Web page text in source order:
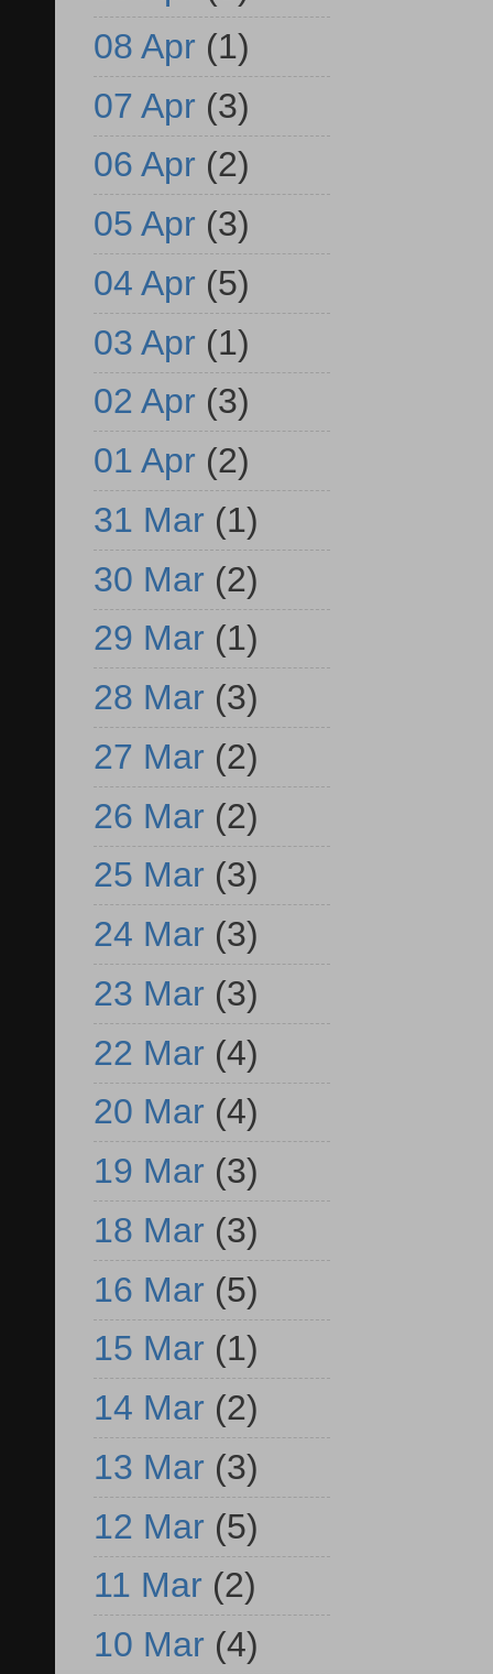
08 Apr (1)
07 Apr (3)
06 Apr (2)
05 Apr (3)
04 Apr (5)
03 Apr (1)
02 Apr (3)
01 Apr (2)
31 Mar (1)
30 Mar (2)
29 Mar (1)
28 Mar (3)
27 Mar (2)
26 Mar (2)
25 Mar (3)
24 Mar (3)
23 Mar (3)
22 Mar (4)
20 Mar (4)
19 Mar (3)
18 Mar (3)
16 Mar (5)
15 Mar (1)
14 Mar (2)
13 Mar (3)
12 Mar (5)
11 Mar (2)
10 Mar (4)